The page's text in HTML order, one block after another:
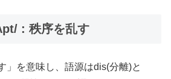
: 秩序を乱す
」を意味し、語源はdis(分離)と